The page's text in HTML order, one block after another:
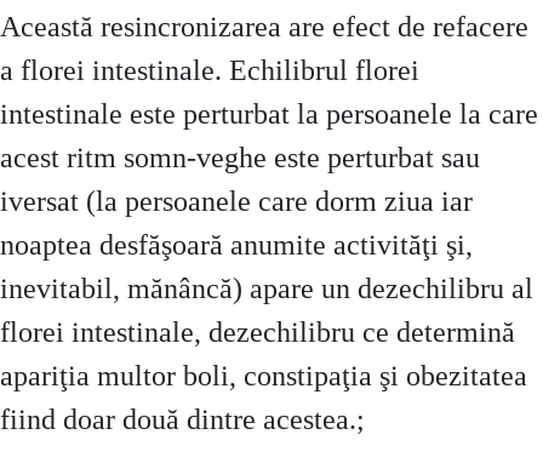
Această resincronizarea are efect de refacere
a florei intestinale. Echilibrul florei
intestinale este perturbat la persoanele la care
acest ritm somn-veghe este perturbat sau
iversat (la persoanele care dorm ziua iar
noaptea desfăşoară anumite activităţi şi,
inevitabil, mănâncă) apare un dezechilibru al
florei intestinale, dezechilibru ce determină
apariţia multor boli, constipaţia şi obezitatea
fiind doar două dintre acestea.;